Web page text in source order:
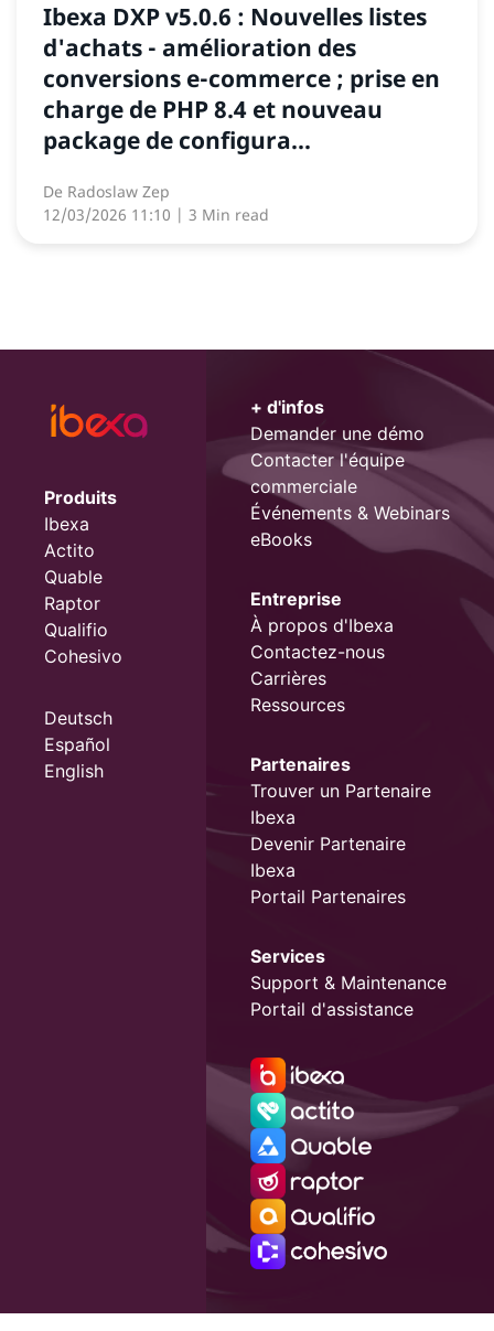
Ibexa DXP v5.0.6 : Nouvelles listes
d'achats - amélioration des
conversions e-commerce ; prise en
charge de PHP 8.4 et nouveau
package de configura...
De Radoslaw Zep
12/03/2026 11:10 | 3 Min read